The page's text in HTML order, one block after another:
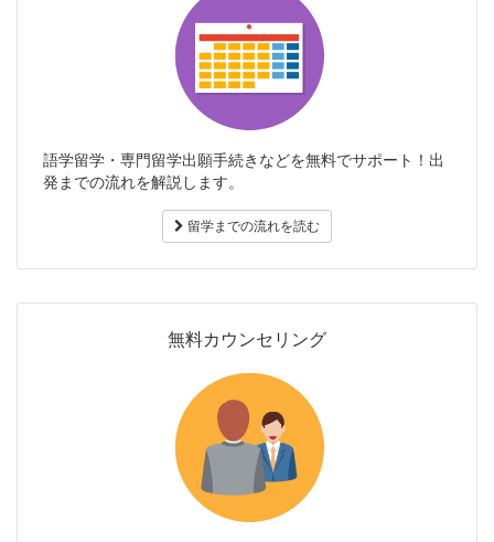
語学留学・専門留学出願手続きなどを無料でサポート！出
発までの流れを解説します。
留学までの流れを読む
無料カウンセリング